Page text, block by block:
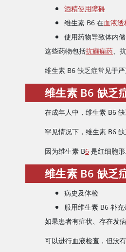
酒精使用障碍
维生素 B6 在血液透
使用药物导致体内
这些药物包括抗癫痫药、
维生素 B6 缺乏症常见于
维生素 B6 缺乏
在成年人中，维生素 B6
罕见情况下，维生素 B6
因为维生素 B6 是红细胞形
维生素 B6 缺乏
病史及体检
服用维生素 B6 补
如果患者有症状、存在发
可以进行血液检查，但没